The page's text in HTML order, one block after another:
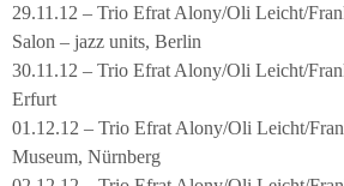
29.11.12 – Trio Efrat Alony/Oli Leicht/
Salon – jazz units, Berlin
30.11.12 – Trio Efrat Alony/Oli Leicht/
Erfurt
01.12.12 – Trio Efrat Alony/Oli Leicht/
Museum, Nürnberg